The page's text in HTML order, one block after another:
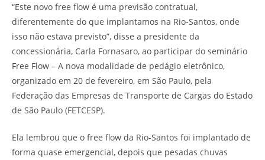
“Este novo free flow é uma previsão contratual,
diferentemente do que implantamos na Rio-Santos, onde
isso não estava previsto”, disse a presidente da
concessionária, Carla Fornasaro, ao participar do seminário
Free Flow – A nova modalidade de pedágio eletrônico,
organizado em 20 de fevereiro, em São Paulo, pela
Federação das Empresas de Transporte de Cargas do Estado
de São Paulo (FETCESP).
Ela lembrou que o free flow da Rio-Santos foi implantado de
forma quase emergencial, depois que pesadas chuvas